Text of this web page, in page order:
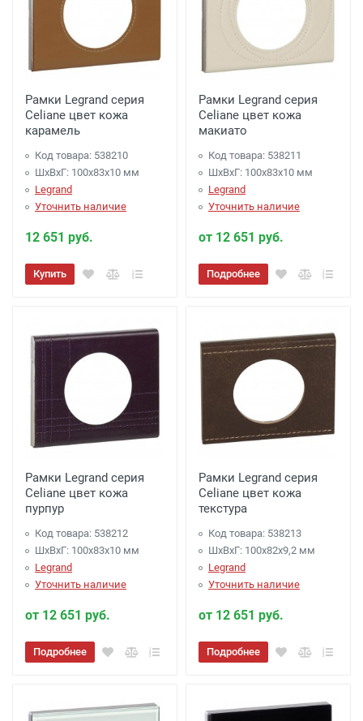
Рамки Legrand серия
Celiane цвет кожа
карамель
Код товара: 538210
ШхВхГ: 100x83x10 мм
Legrand
Уточнить наличие
12 651 руб.
Купить
Рамки Legrand серия
Celiane цвет кожа
макиато
Код товара: 538211
ШхВхГ: 100x83x10 мм
Legrand
Уточнить наличие
от 12 651 руб.
Подробнее
Рамки Legrand серия
Celiane цвет кожа
пурпур
Код товара: 538212
ШхВхГ: 100x83x10 мм
Legrand
Уточнить наличие
от 12 651 руб.
Подробнее
Рамки Legrand серия
Celiane цвет кожа
текстура
Код товара: 538213
ШхВхГ: 100x82x9,2 мм
Legrand
Уточнить наличие
от 12 651 руб.
Подробнее